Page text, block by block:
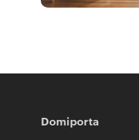
Domiporta